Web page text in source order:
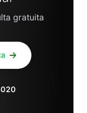
gratuita